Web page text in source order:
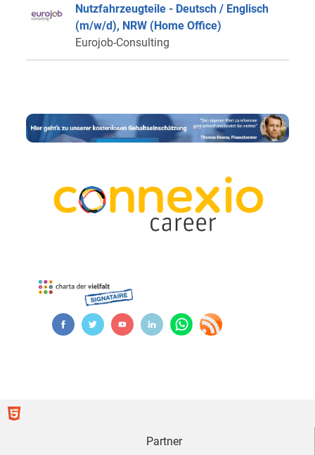
Nutzfahrzeugteile - Deutsch / Englisch
(m/w/d), NRW (Home Office)
Eurojob-Consulting
Partner